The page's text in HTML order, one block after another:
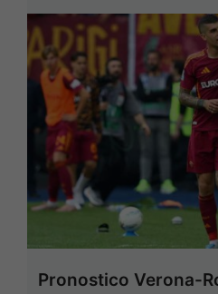
Pronostico Verona-